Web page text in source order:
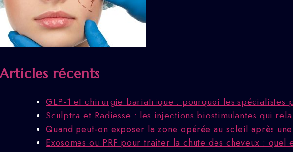
Articles récents
GLP-1 et chirurgie bariatrique : pourquoi les
Sculptra et Radiesse : les injections biostimulantes qui
Quand peut-on exposer la zone opérée au soleil après
Exosomes ou PRP pour traiter la chute des cheveux :